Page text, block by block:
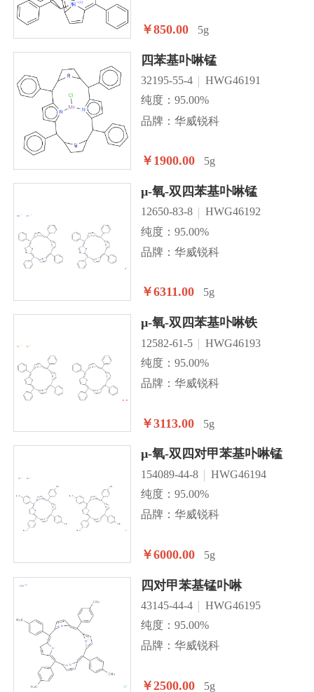
￥850.00 5g
四苯基卟啉锰
32195-55-4
HWG46191
纯度：95.00%
品牌：华威锐科
￥1900.00 5g
µ-氧-双四苯基卟啉锰
12650-83-8
HWG46192
纯度：95.00%
品牌：华威锐科
￥6311.00 5g
µ-氧-双四苯基卟啉铁
12582-61-5
HWG46193
纯度：95.00%
品牌：华威锐科
￥3113.00 5g
µ-氧-双四对甲苯基卟啉锰
154089-44-8
HWG46194
纯度：95.00%
品牌：华威锐科
￥6000.00 5g
四对甲苯基锰卟啉
43145-44-4
HWG46195
纯度：95.00%
品牌：华威锐科
￥2500.00 5g